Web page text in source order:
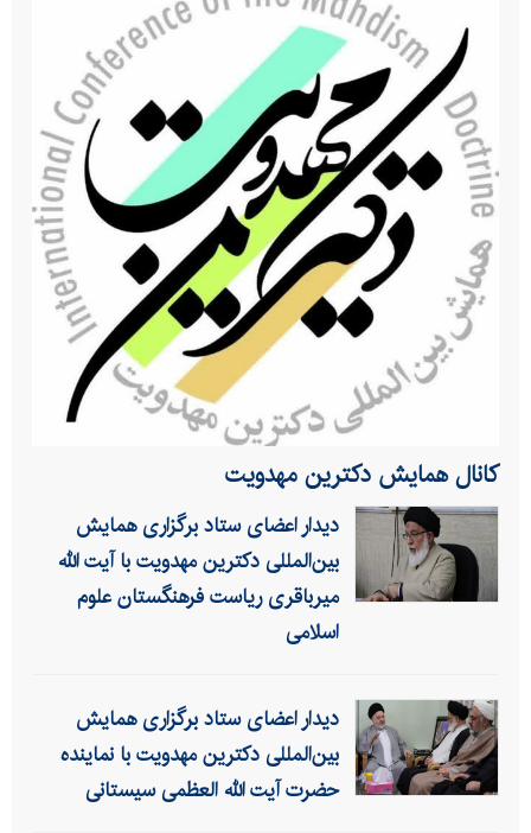
کانال همایش دکترین مهدویت
دیدار اعضای ستاد برگزاری همایش
بین‌المللی دکترین مهدویت با آیت الله
میرباقری ریاست فرهنگستان علوم
اسلامی
دیدار اعضای ستاد برگزاری همایش
بین‌المللی دکترین مهدویت با نماینده
حضرت آیت الله العظمی سیستانی